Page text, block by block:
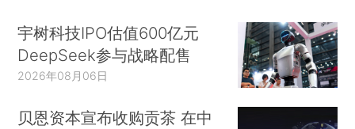
宇树科技IPO估值600亿元
DeepSeek参与战略配售
2026年08月06日
贝恩资本宣布收购贡茶 在中